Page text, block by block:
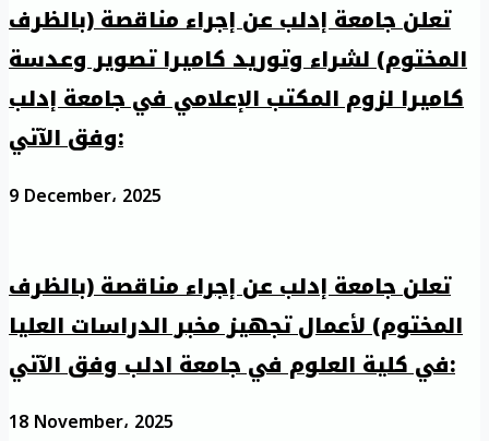
تعلن جامعة إدلب عن إجراء مناقصة (بالظرف
المختوم) لشراء وتوريد كاميرا تصوير وعدسة
كاميرا لزوم المكتب الإعلامي في جامعة إدلب
وفق الآتي:
9 December، 2025
تعلن جامعة إدلب عن إجراء مناقصة (بالظرف
المختوم) لأعمال تجهيز مخبر الدراسات العليا
في كلية العلوم في جامعة ادلب وفق الآتي:
18 November، 2025